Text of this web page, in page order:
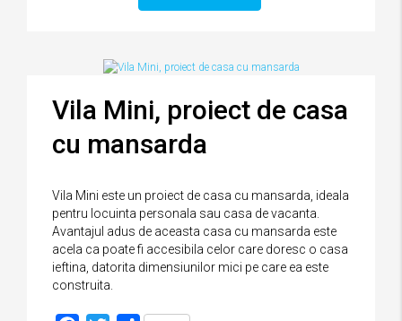
Vila Mini, proiect de casa
cu mansarda
Vila Mini este un proiect de casa cu mansarda, ideala
pentru locuinta personala sau casa de vacanta.
Avantajul adus de aceasta casa cu mansarda este
acela ca poate fi accesibila celor care doresc o casa
ieftina, datorita dimensiunilor mici pe care ea este
construita.